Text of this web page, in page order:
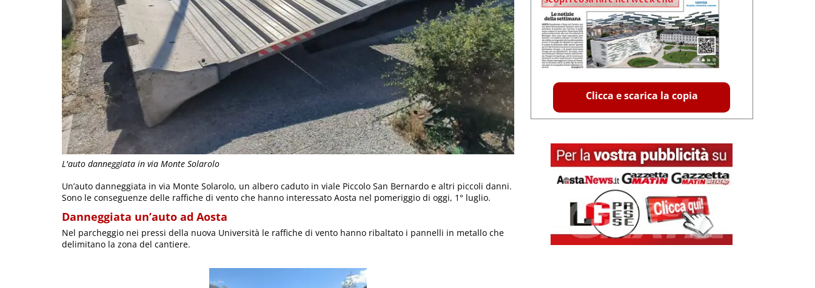
L'auto danneggiata in via Monte Solarolo
Un’auto danneggiata in via Monte Solarolo, un albero caduto in viale Piccolo San Bernardo e altri piccoli danni.
Sono le conseguenze delle raffiche di vento che hanno interessato Aosta nel pomeriggio di oggi, 1° luglio.
Danneggiata un’auto ad Aosta
Nel parcheggio nei pressi della nuova Università le raffiche di vento hanno ribaltato i pannelli in metallo che
delimitano la zona del cantiere.
Clicca e scarica la copia